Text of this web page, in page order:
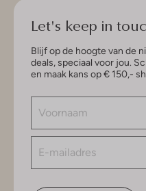
Let's keep in
Blijf op de hoogte van de
deals, speciaal voor jou.
en maak kans op € 150,-